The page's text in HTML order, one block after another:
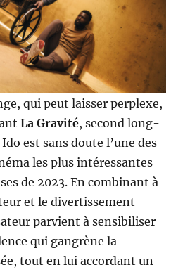
qui peut laisser perplexe,
La Gravité, second long-
est sans doute l’une des
les plus intéressantes
de 2023. En combinant à
et le divertissement
parvient à sensibiliser
qui gangrène la
tout en lui accordant un